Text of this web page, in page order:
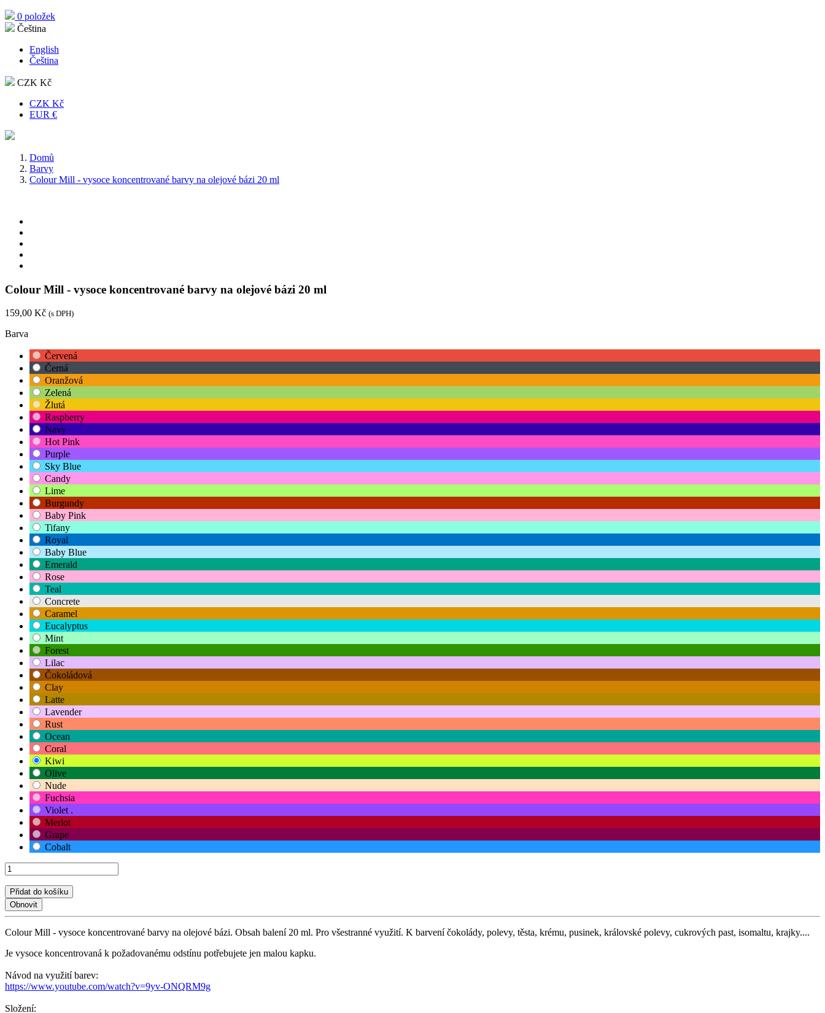
0 položek
Čeština
English
Čeština
CZK Kč
CZK Kč
EUR €
Domů
Barvy
Colour Mill - vysoce koncentrované barvy na olejové bázi 20 ml
Colour Mill - vysoce koncentrované barvy na olejové bázi 20 ml
159,00 Kč (s DPH)
Barva
Červená
Černá
Oranžová
Zelená
Žlutá
Raspberry
Navy
Hot Pink
Purple
Sky Blue
Candy
Lime
Burgundy
Baby Pink
Tifany
Royal
Baby Blue
Emerald
Rose
Teal
Concrete
Caramel
Eucalyptus
Mint
Forest
Lilac
Čokoládová
Clay
Latte
Lavender
Rust
Ocean
Coral
Kiwi
Olive
Nude
Fuchsia
Violet .
Merlot
Grape
Cobalt
Přidat do košíku
Colour Mill - vysoce koncentrované barvy na olejové bázi. Obsah balení 20 ml. Pro všestranné využití. K barvení čokolády, polevy, těsta, krému, pusinek, královské polevy, cukrových past, isomaltu, krajky....
Je vysoce koncentrovaná k požadovanému odstínu potřebujete jen malou kapku.
Návod na využití barev:
https://www.youtube.com/watch?v=9yv-ONQRM9g
Složení: